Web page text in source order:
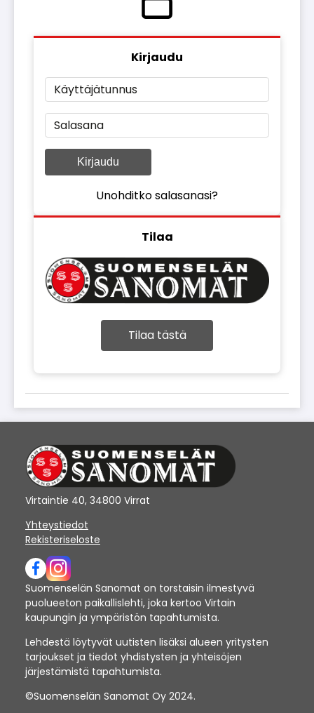
Kirjaudu
Käyttäjätunnus
Salasana
Kirjaudu
Unohditko salasanasi?
Tilaa
Tilaa tästä
Virtaintie 40, 34800 Virrat
Yhteystiedot
Rekisteriseloste
Suomenselän Sanomat on torstaisin ilmestyvä
puolueeton paikallislehti, joka kertoo Virtain
kaupungin ja ympäristön tapahtumista.
Lehdestä löytyvät uutisten lisäksi alueen yritysten
tarjoukset ja tiedot yhdistysten ja yhteisöjen
järjestämistä tapahtumista.
©Suomenselän Sanomat Oy 2024.